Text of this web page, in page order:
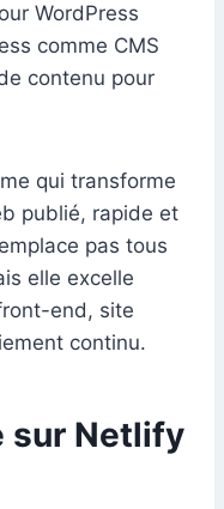
WordPress
comme CMS
contenu pour
qui transforme
publié, rapide et
pas tous
elle excelle
end, site
continu.
sur Netlify